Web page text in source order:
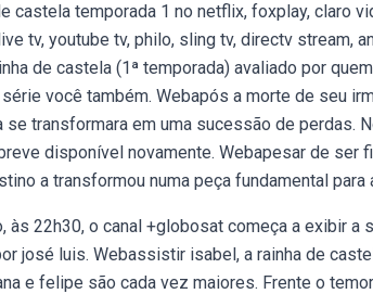
castela temporada 1 no netflix, foxplay, claro
tv, youtube tv, philo, sling tv, directv stream,
de castela (1ª temporada) avaliado por
você também. Webapós a morte de seu
se transformara em uma sucessão de perdas.
disponível novamente. Webapesar de ser
a transformou numa peça fundamental para
às 22h30, o canal +globosat começa a exibir
josé luis. Webassistir isabel, a rainha de
e felipe são cada vez maiores. Frente o